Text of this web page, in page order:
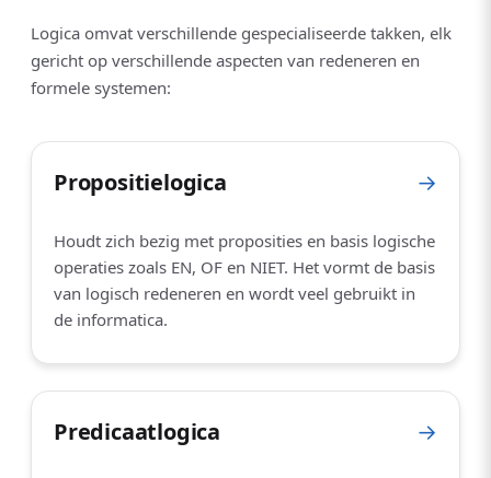
Logica omvat verschillende gespecialiseerde takken, elk
gericht op verschillende aspecten van redeneren en
formele systemen:
Propositielogica →
Houdt zich bezig met proposities en basis logische
operaties zoals EN, OF en NIET. Het vormt de basis
van logisch redeneren en wordt veel gebruikt in
de informatica.
Predicaatlogica →